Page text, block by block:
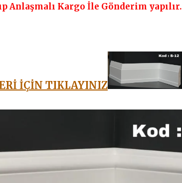
Anlaşmalı Kargo İle Gönderim yapılır.
İÇİN TIKLAYINIZ